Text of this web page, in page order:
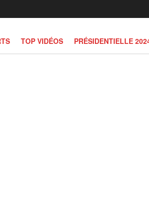
TOP VIDÉOS PRÉSIDENTIELLE